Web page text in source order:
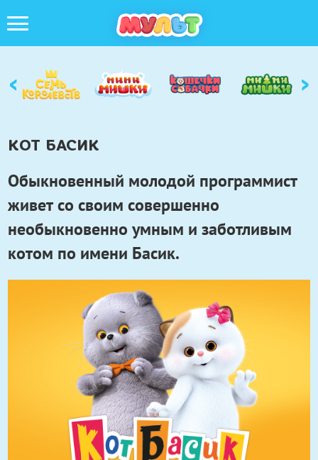
‹ ›
КОТ БАСИК
Обыкновенный молодой программист
живет со своим совершенно
необыкновенно умным и заботливым
котом по имени Басик.